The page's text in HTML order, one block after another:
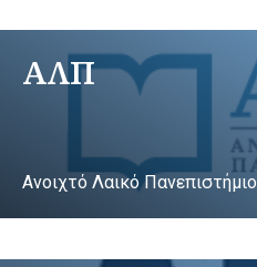
ΑΛΠ
Ανοιχτό Λαικό Πανεπιστήμιο